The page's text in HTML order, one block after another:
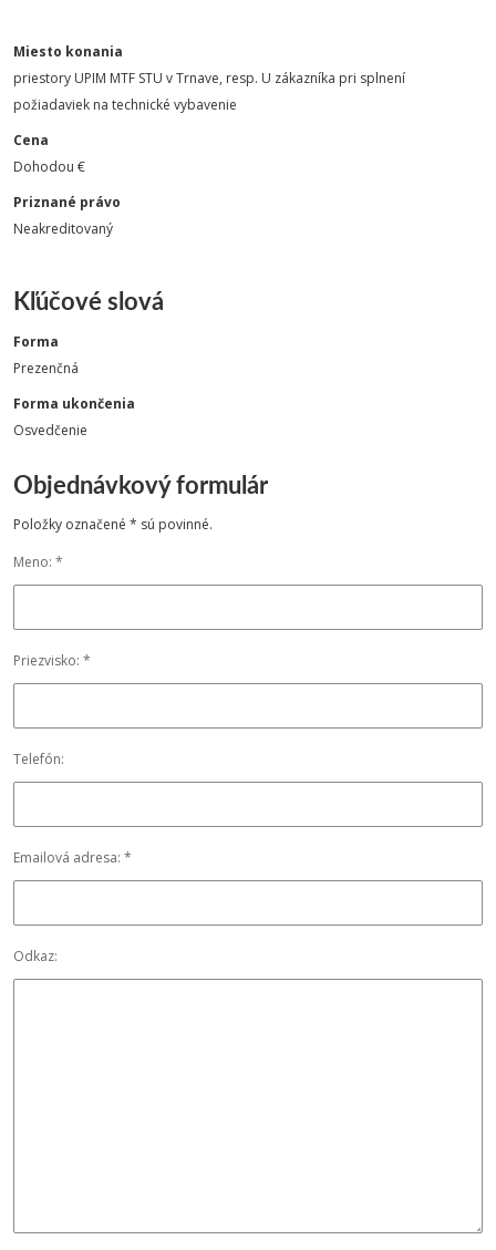
Miesto konania
priestory UPIM MTF STU v Trnave, resp. U zákazníka pri splnení
požiadaviek na technické vybavenie
Cena
Dohodou €
Priznané právo
Neakreditovaný
Kľúčové slová
Forma
Prezenčná
Forma ukončenia
Osvedčenie
Objednávkový formulár
Položky označené * sú povinné.
Meno: *
Priezvisko: *
Telefón:
Emailová adresa: *
Odkaz: